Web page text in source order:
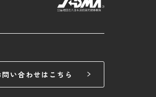
問い合わせはこちら